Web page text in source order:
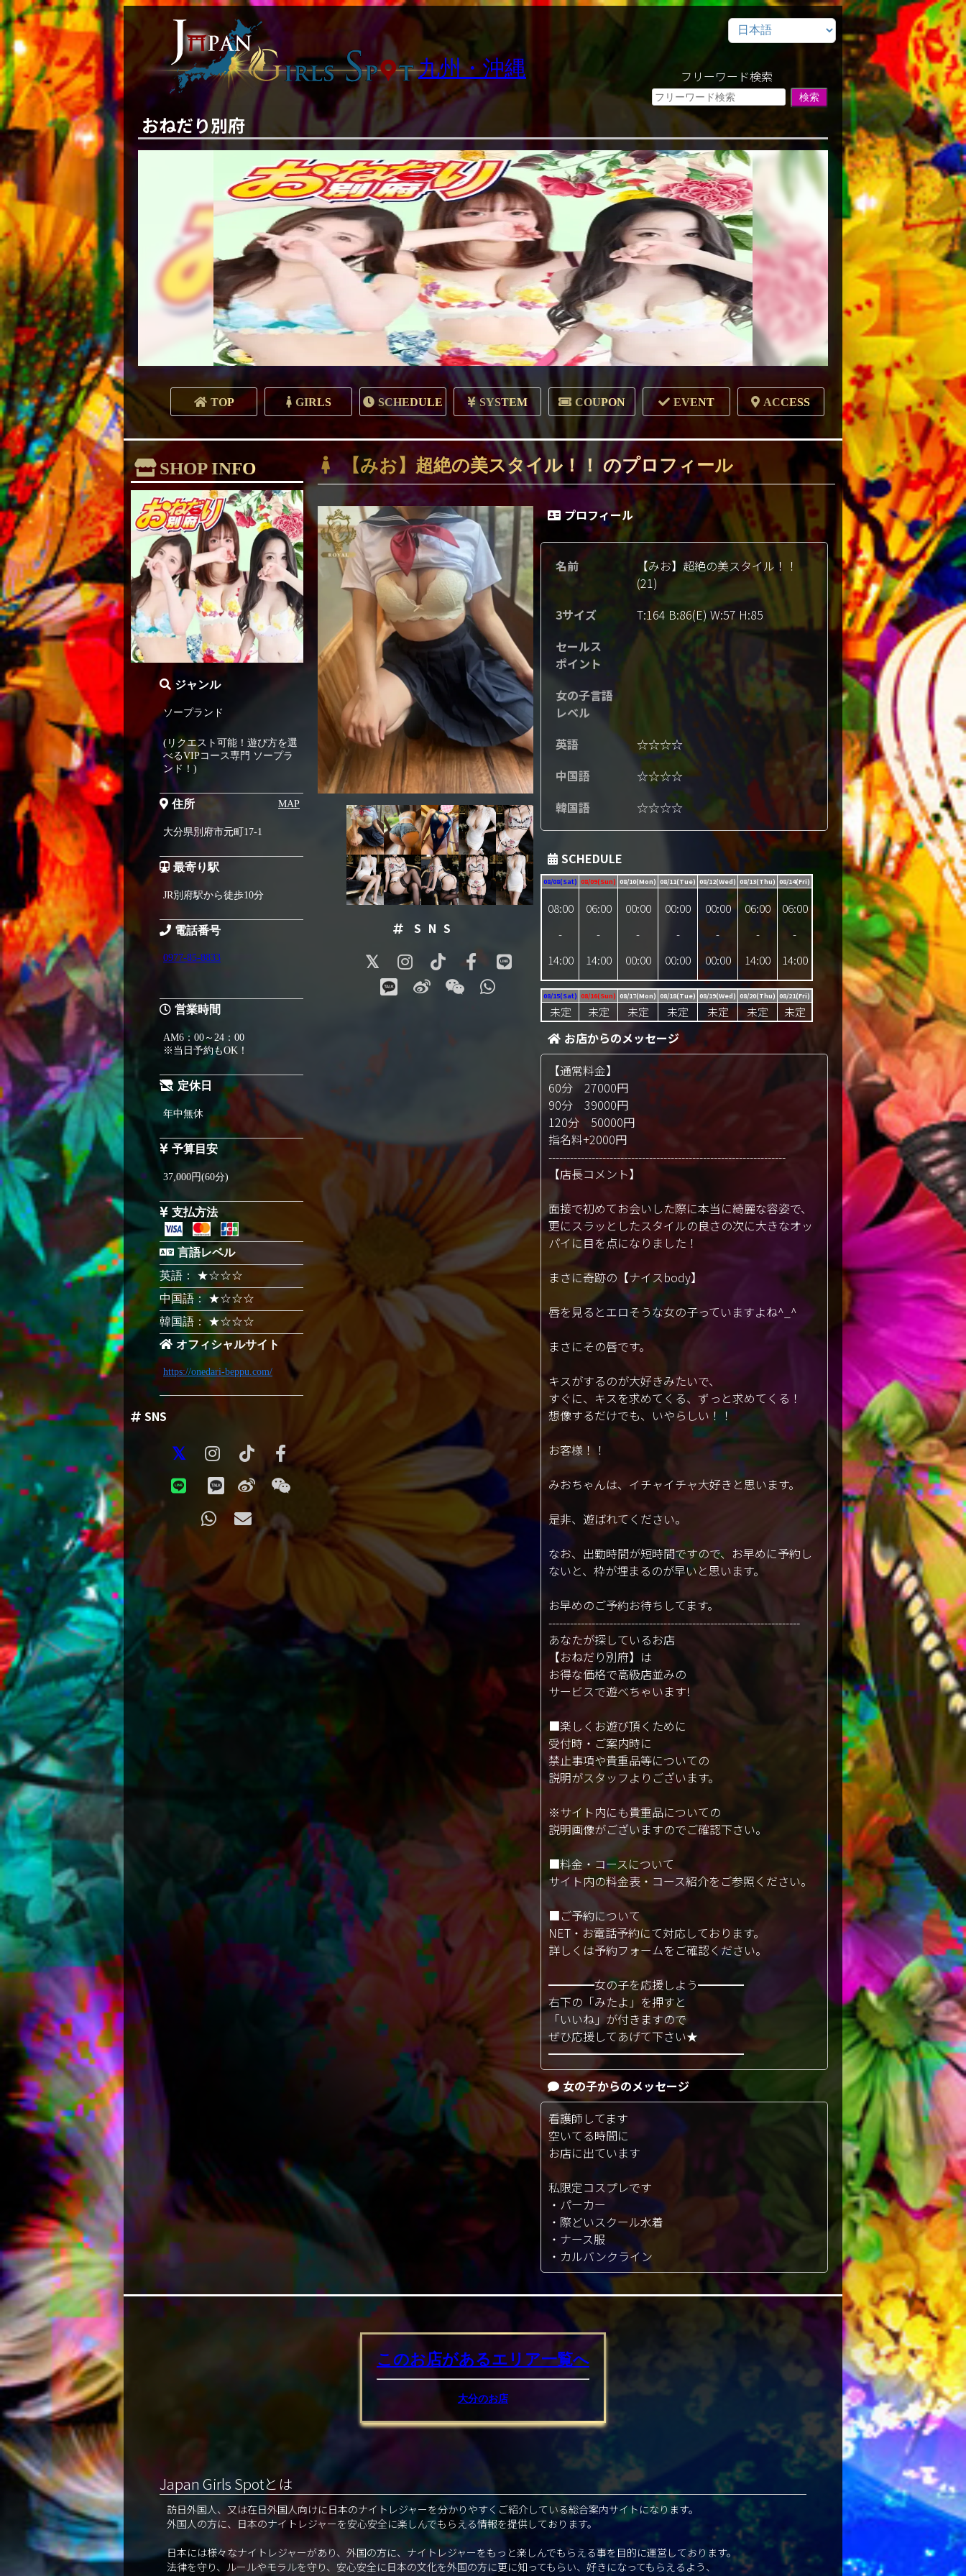
九州・沖縄 フリーワード検索
おねだり別府
TOP GIRLS SCHEDULE SYSTEM COUPON EVENT ACCESS
SHOP INFO
ジャンル
ソープランド
(リクエスト可能！遊び方を選
べるVIPコース専門 ソープラ
ンド！)
住所
大分県別府市元町17-1
MAP
最寄り駅
JR別府駅から徒歩10分
電話番号
0977-85-8833
営業時間
AM6：00～24：00
※当日予約もOK！
定休日
年中無休
予算目安
37,000円(60分)
支払方法
言語レベル
英語： ★☆☆☆
中国語： ★☆☆☆
韓国語： ★☆☆☆
オフィシャルサイト
https://onedari-beppu.com/
SNS
【みお】超絶の美スタイル！！ のプロフィール
SNS
プロフィール
名前
【みお】超絶の美スタイル！！
(21)
3サイズ
T:164 B:86(E) W:57 H:85
セールス
ポイント
女の子言語
レベル
英語
☆☆☆☆
中国語
☆☆☆☆
韓国語
☆☆☆☆
SCHEDULE
08/08(Sat) 08/09(Sun) 08/10(Mon) 08/11(Tue) 08/12(Wed) 08/13(Thu) 08/14(Fri)
08:00
-
14:00
06:00
-
14:00
00:00
-
00:00
00:00
-
00:00
00:00
-
00:00
06:00
-
14:00
06:00
-
14:00
08/15(Sat) 08/16(Sun) 08/17(Mon) 08/18(Tue) 08/19(Wed) 08/20(Thu) 08/21(Fri)
未定 未定 未定 未定 未定 未定 未定
お店からのメッセージ
【通常料金】
60分 27000円
90分 39000円
120分 50000円
指名料+2000円
------------------------------------------------------------------
【店長コメント】
面接で初めてお会いした際に本当に綺麗な容姿で、
更にスラッとしたスタイルの良さの次に大きなオッ
パイに目を点になりました！
まさに奇跡の【ナイスbody】
唇を見るとエロそうな女の子っていますよね^_^
まさにその唇です。
キスがするのが大好きみたいで、
すぐに、キスを求めてくる、ずっと求めてくる！
想像するだけでも、いやらしい！！
お客様！！
みおちゃんは、イチャイチャ大好きと思います。
是非、遊ばれてください。
なお、出勤時間が短時間ですので、お早めに予約し
ないと、枠が埋まるのが早いと思います。
お早めのご予約お待ちしてます。
----------------------------------------------------------------------
あなたが探しているお店
【おねだり別府】は
お得な価格で高級店並みの
サービスで遊べちゃいます!
■楽しくお遊び頂くために
受付時・ご案内時に
禁止事項や貴重品等についての
説明がスタッフよりございます。
※サイト内にも貴重品についての
説明画像がございますのでご確認下さい。
■料金・コースについて
サイト内の料金表・コース紹介をご参照ください。
■ご予約について
NET・お電話予約にて対応しております。
詳しくは予約フォームをご確認ください。
━━━━女の子を応援しよう━━━━
右下の「みたよ」を押すと
「いいね」が付きますので
ぜひ応援してあげて下さい★
━━━━━━━━━━━━━━━━━
女の子からのメッセージ
看護師してます
空いてる時間に
お店に出ています
私限定コスプレです
・パーカー
・際どいスクール水着
・ナース服
・カルバンクライン
このお店があるエリア一覧へ
大分のお店
Japan Girls Spotとは
訪日外国人、又は在日外国人向けに日本のナイトレジャーを分かりやすくご紹介している総合案内サイトになります。
外国人の方に、日本のナイトレジャーを安心安全に楽しんでもらえる情報を提供しております。
日本には様々なナイトレジャーがあり、外国の方に、ナイトレジャーをもっと楽しんでもらえる事を目的に運営しております。
法律を守り、ルールやモラルを守り、安心安全に日本の文化を外国の方に更に知ってもらい、好きになってもらえるよう、